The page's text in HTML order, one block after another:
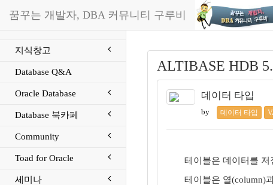
꿈꾸는 개발자, DBA 커뮤니티 구루비
지식창고
Database Q&A
Oracle Database
Database 북카페
Community
Toad for Oracle
세미나
ALTIBASE HDB
데이터 타입
by 데이터 타입
테이블은 데이터를
테이블은 열(column)